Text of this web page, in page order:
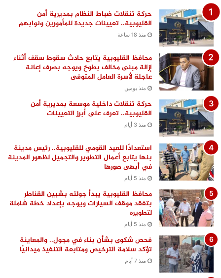
حركة تنقلات ضباط النظام بمديرية أمن
القليوبية.. تعيينات جديدة للمأمورين ونوابهم
منذ 18 ساعة
محافظ القليوبية يتابع حادث سقوط سقف أثناء
إزالة مبنى مخالف بطوخ ويوجه بصرف إعانة
عاجلة لأسرة العامل المتوفى
منذ يومين
حركة تنقلات داخلية موسعة بمديرية أمن
القليوبية.. تعرف على أبرز التعيينات
منذ 3 أيام
استعدادًا للعيد القومي للقليوبية.. رئيس مدينة
بنها يتابع أعمال التطوير والتجميل لظهور المدينة
في أبهى صورها
منذ 5 أيام
محافظ القليوبية يبدأ جولته بشبين القناطر
بتفقد موقف السيارات ويوجه بإعداد خطة شاملة
لتطويره
منذ 5 أيام
فحص شكوى بشأن بناء في مجول.. والمعاينة
تؤكد سلامة الترخيص ومتابعة التنفيذ ميدانيًا
منذ 7 أيام